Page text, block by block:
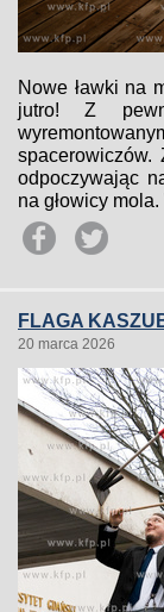
Nowe ławki na
jutro! Z
spacerowiczów.
odpoczywając
na głowicy
FLAGA
20 marca 2026